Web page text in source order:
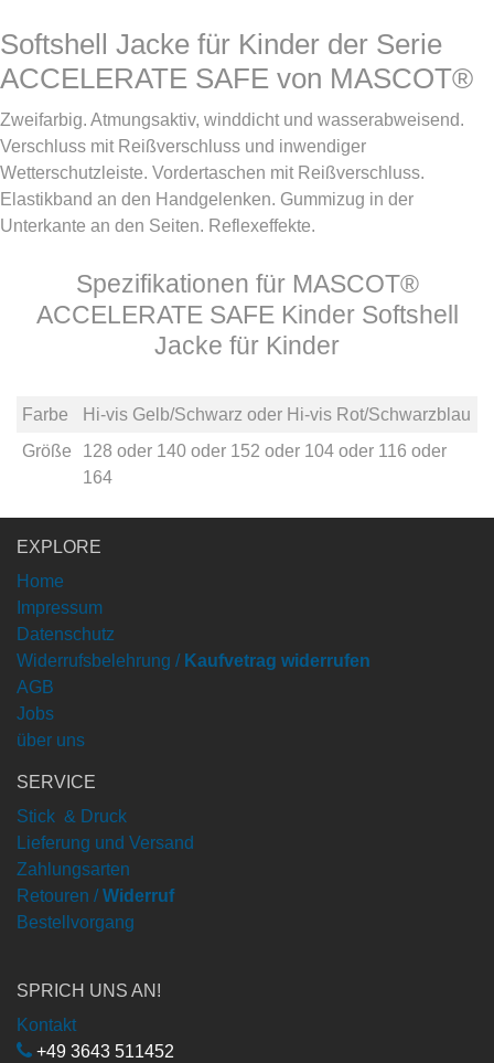
Softshell Jacke für Kinder der Serie
ACCELERATE SAFE von MASCOT®
Zweifarbig. Atmungsaktiv, winddicht und wasserabweisend.
Verschluss mit Reißverschluss und inwendiger
Wetterschutzleiste. Vordertaschen mit Reißverschluss.
Elastikband an den Handgelenken. Gummizug in der
Unterkante an den Seiten. Reflexeffekte.
Spezifikationen für MASCOT®
ACCELERATE SAFE Kinder Softshell
Jacke für Kinder
Farbe Hi-vis Gelb/Schwarz oder Hi-vis Rot/Schwarzblau
Größe
128 oder 140oder 152 oder 104oder 116 oder
164
EXPLORE
Home
Impressum
Datenschutz
Widerrufsbelehrung / Kaufvetrag widerrufen
AGB
Jobs
über uns
SERVICE
Stick & Druck
Lieferung und Versand
Zahlungsarten
Retouren / Widerruf
Bestellvorgang
SPRICH UNS AN!
Kontakt
+49 3643 511452